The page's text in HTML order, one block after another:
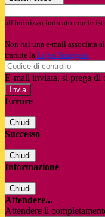
all'indirizzo indicato con le
Non hai una e-mail associata
tramite la Login Spaggiari
E-mail inviata, si prega di
Errore
Chiudi
Successo
Chiudi
Informazione
Chiudi
Attendere...
Attendere il